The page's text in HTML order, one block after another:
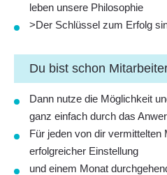
leben unsere Philosophie
>Der Schlüssel zum Erfolg
Du bist schon
Dann nutze die Möglichkeit
ganz einfach durch das
Für jeden von dir vermittelten
erfolgreicher Einstellung
und einem Monat